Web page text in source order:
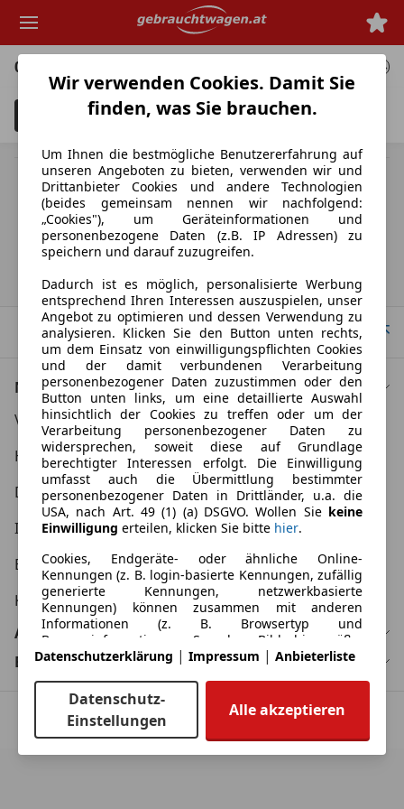
Hauptinhalt
springen
0 Angebote
3 Unfallfahrzeuge anzeigen
MwSt. ausweisbar
Herstellerangabe für Neufahrzeuge. Je nach Kilometerstand,
Fahrverhalten, Batteriealter und Ladeverhalten kann die elektrische
Reichweite bei Gebrauchtwagen deutlich abweichen.
Startseite
Nach Oben
Nützliche Links
Verbraucher AGB
Händler AGB
Datenschutzerklärung
Impressum
Erklärung zur Barrierefreiheit
KFZ Kaufvertrag
Automarken
Bundesländer
© Copyright2026
Wir verwenden Cookies. Damit Sie
finden, was Sie brauchen.
Um Ihnen die bestmögliche Benutzererfahrung auf
unseren Angeboten zu bieten, verwenden wir und
Drittanbieter Cookies und andere Technologien
(beides gemeinsam nennen wir nachfolgend:
„Cookies"), um Geräteinformationen und
personenbezogene Daten (z.B. IP Adressen) zu
speichern und darauf zuzugreifen.
Dadurch ist es möglich, personalisierte Werbung
entsprechend Ihren Interessen auszuspielen, unser
Angebot zu optimieren und dessen Verwendung zu
analysieren. Klicken Sie den Button unten rechts,
um dem Einsatz von einwilligungspflichten Cookies
und der damit verbundenen Verarbeitung
personenbezogener Daten zuzustimmen oder den
Button unten links, um eine detaillierte Auswahl
hinsichtlich der Cookies zu treffen oder um der
Verarbeitung personenbezogener Daten zu
widersprechen, soweit diese auf Grundlage
berechtigter Interessen erfolgt. Die Einwilligung
umfasst auch die Übermittlung bestimmter
personenbezogener Daten in Drittländer, u.a. die
USA, nach Art. 49 (1) (a) DSGVO. Wollen Sie keine
Einwilligung erteilen, klicken Sie bitte hier.
Cookies, Endgeräte- oder ähnliche Online-
Kennungen (z. B. login-basierte Kennungen, zufällig
generierte Kennungen, netzwerkbasierte
Kennungen) können zusammen mit anderen
Informationen (z. B. Browsertyp und
Browserinformationen, Sprache, Bildschirmgröße,
unterstützte Technologien usw.) auf Ihrem Endgerät
es jedes Mal wiederzuerkennen, wenn es eine App
oder einer Webseite aufruft. Dies geschieht für
einen oder mehrere der hier aufgeführten
Verarbeitungszwecke.
Datenschutzerklärung | Impressum | Anbieterliste
Datenschutz-
Einstellungen
Alle akzeptieren